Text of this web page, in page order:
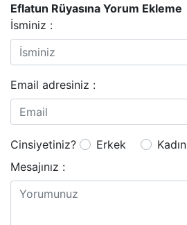
Eflatun Rüyasına Yorum Ekleme
İsminiz :
Email adresiniz :
Cinsiyetiniz? Erkek
Kadın
Mesajınız :